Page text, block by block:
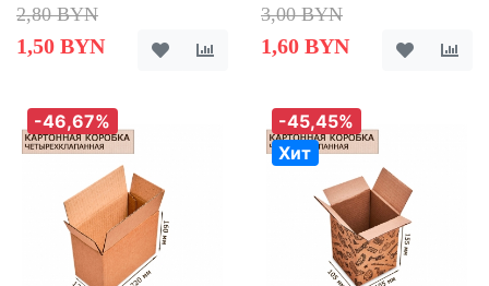
2,80 BYN
1,50 BYN
3,00 BYN
1,60 BYN
-46,67%
-45,45%
Хит